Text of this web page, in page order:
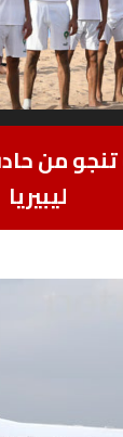
تنجو من
ليبيريا